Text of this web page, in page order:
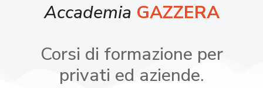
Accademia GAZZERA
Corsi di formazione per
privati ed aziende.